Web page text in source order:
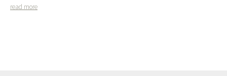
read more